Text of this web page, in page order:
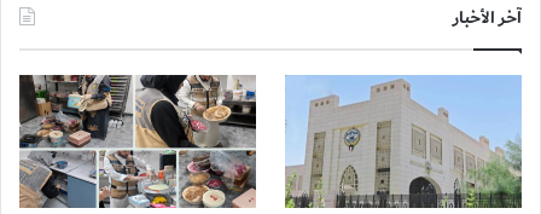
آخر الأخبار